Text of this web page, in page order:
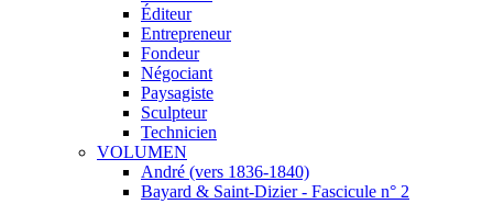
Éditeur
Entrepreneur
Fondeur
Négociant
Paysagiste
Sculpteur
Technicien
VOLUMEN
André (vers 1836-1840)
Bayard & Saint-Dizier - Fascicule n° 2